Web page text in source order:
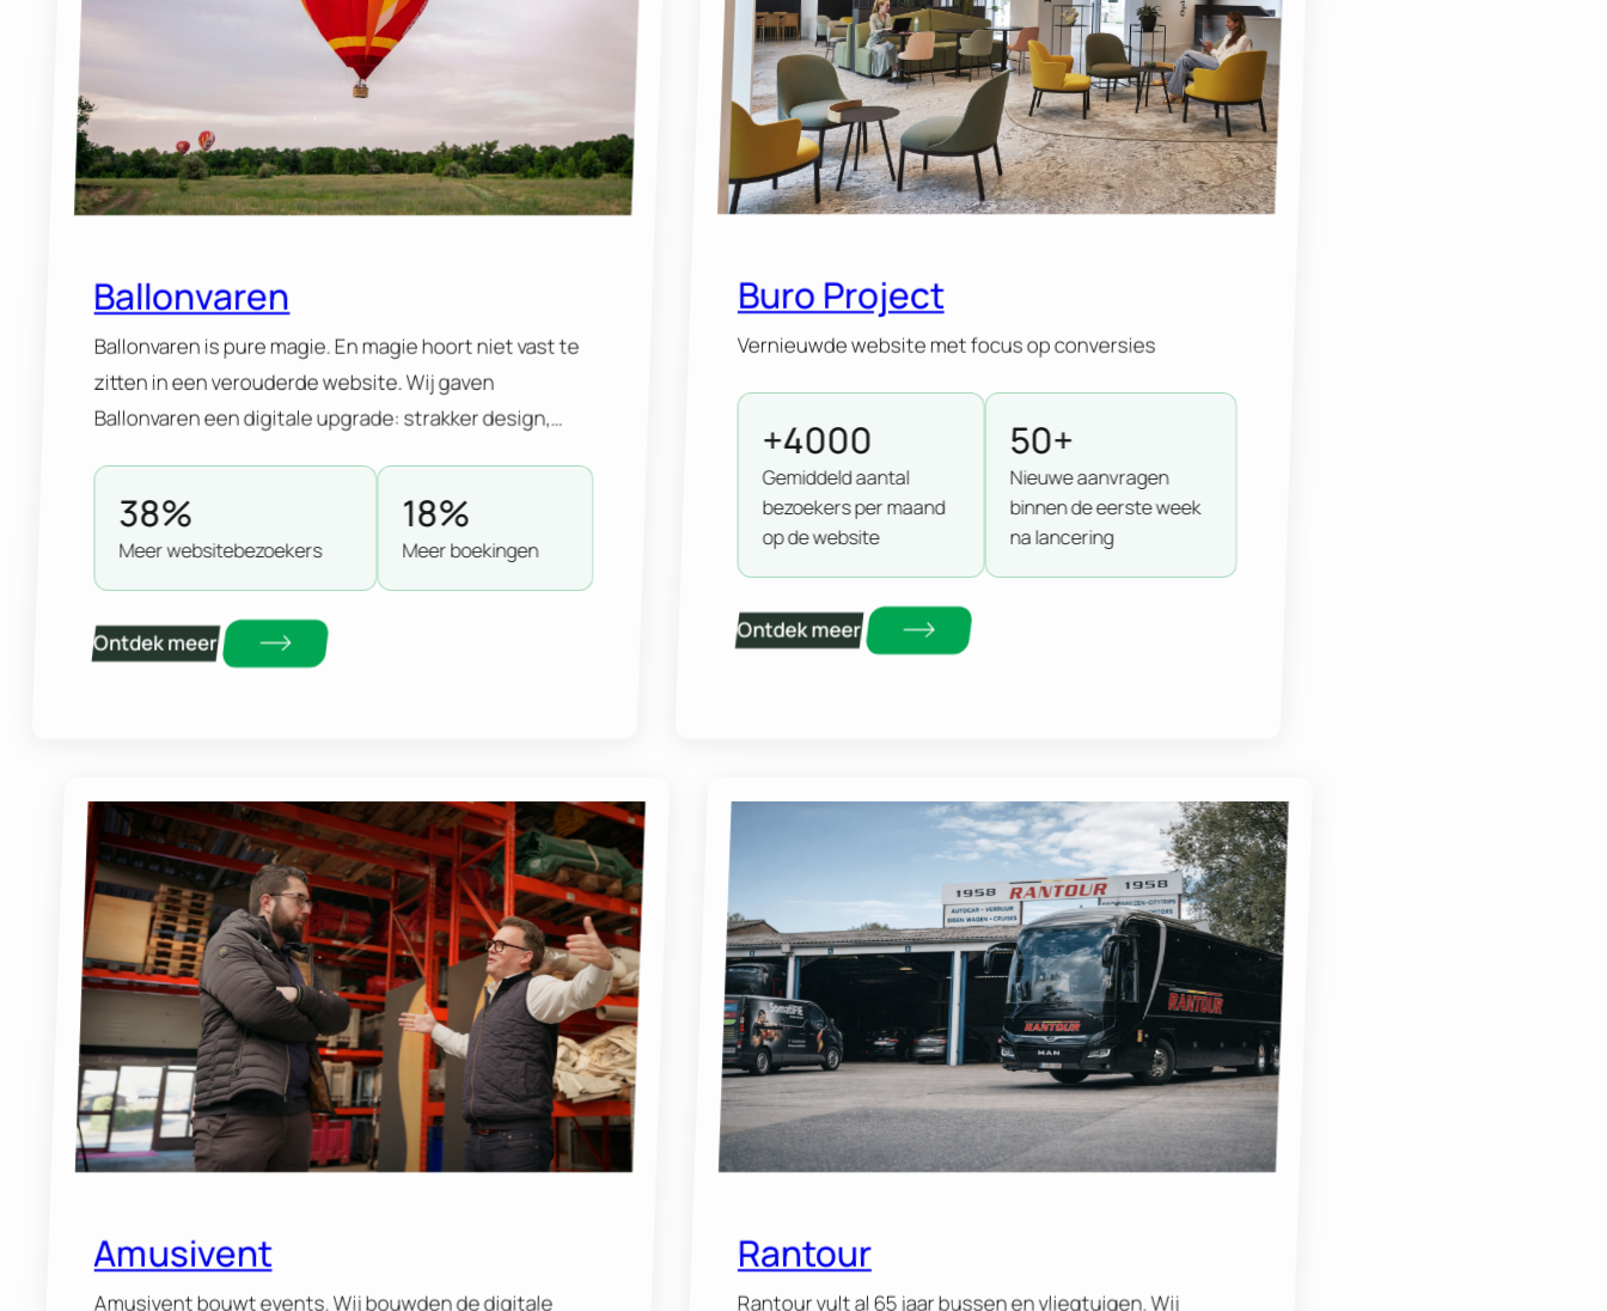
Ballonvaren
Ballonvaren is pure magie. En magie hoort niet vast te
zitten in een verouderde website. Wij gaven
Ballonvaren een digitale upgrade: strakker design,
website die bezoekers moeiteloos richting vlucht of
cadeaubon leidt.
38%
Meer websitebezoekers
18%
Meer boekingen
Ontdek meer
Buro Project
Vernieuwde website met focus op conversies
+4000
Gemiddeld aantal
bezoekers per maand
op de website
50+
Nieuwe aanvragen
binnen de eerste week
na lancering
Ontdek meer
Amusivent
Amusivent bouwt events. Wij bouwden de digitale
Rantour
Rantour vult al 65 jaar bussen en vliegtuigen. Wij